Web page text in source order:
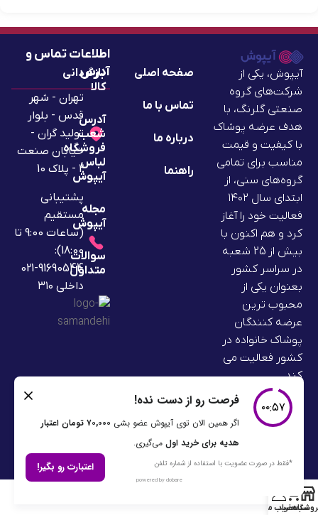
آیپوش، یکی از
شرکت‌های گروه
صنعتی گلرنگ، با
هدف عرضه پوشاک
با کیفیت و قیمت
مناسب برای تمامی
گروه‌های سنی، از
ابتدای سال ۱۴۰۲
فعالیت خود را آغاز
کرد و هم اکنون با
بیش از 25 شعبه
در سراسر کشور
بعنوان یکی از
محبوب ترین
عرضه کنندگان
پوشاک خانواده در
کشور فعالیت می
کند.
صفحه اصلی
تماس با ما
درباره ما
راهنما
بازگردانی
کالا
آدرس
شعب
فروشگاه
لباس
آیپوش
مجله
آیپوش
سوالات
متداول
تهران - شهر
قدس - بلوار
تولید گران -
خیابان صنعت
2 - پلاک 10
پشتیبانی
مستقیم
(ساعات 9:00 تا
18:00):
91690544-021
داخلی ۳۱۰
اطلاعات تماس و
آدرس
سبد خرید
حساب من